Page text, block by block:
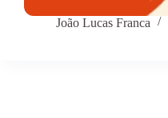
João Lucas Franca